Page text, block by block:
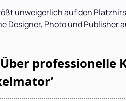
unweigerlich auf den
Photo und Publisher